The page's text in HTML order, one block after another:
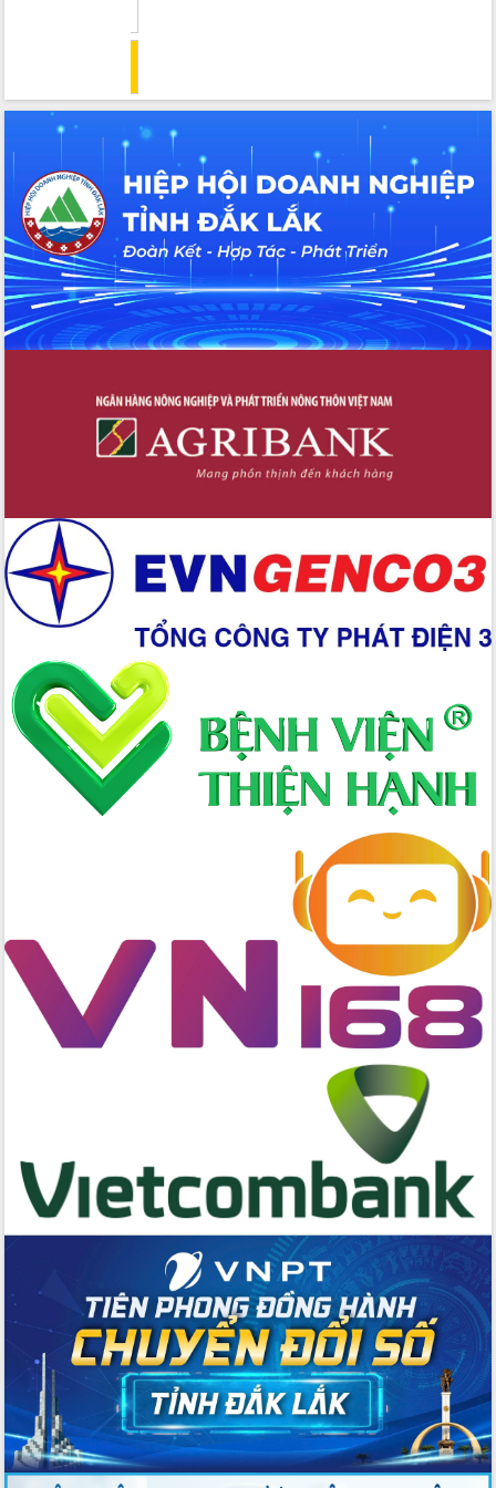
Triển khai đồng bộ đo đạc, lập hồ sơ
địa chính, hoàn thiện cơ sở dữ liệu đất
Ứng dụng sinh trắc học - Bước tiến
trong hành trình chuyển đổi số tại Đắk
Lắk
Đắk Lắk nâng cao hiệu quả công tác
Đảng từ Sổ tay đảng viên điện tử
Đắk Lắk đẩy mạnh nuôi biển công
nghệ, hướng tới phát triển thủy sản
bền vững
chuyển đổi số cho cán bộ, công chức
Đắk Lắk phát động hưởng ứng Ngày
Quyền của người tiêu dùng Việt Nam
Đẩy mạnh cải cách hành chính, quyết
tâm đạt được mục tiêu tăng trưởng
hai con số trong năm 2026
Tổ chức trang trọng Lễ hội Đền thờ
Lương Văn Chánh năm 2026
Phó Bí thư Tỉnh ủy Đắk Lắk Đỗ Hữu
Huy giữ chức Bí thư Đảng ủy Ủy Ban
Nhân dân tỉnh
Bệnh án điện tử thúc đẩy chuyển đổi
số y tế tại Đắk Lắk
Chuyển đổi số thư viện: Mở rộng
không gian tri thức trong thời đại số
Đánh giá, rút kinh nghiệm công tác tổ
phiếu
Đắk Lắk sẵn sàng các điều kiện cho
Ngày hội bầu cử đại biểu Quốc hội
khóa XVI và HĐND các cấp nhiệm kỳ
2026-2031
kiểm tra, chỉ đạo hoàn thành các dự
án cao tốc và thăm khu tái định cư tại
Đắk Lắk
Sôi nổi Hội đua ngựa truyền thống Gò
Thì Thùng mừng Xuân Bính Ngọ 2026
Lãnh đạo tỉnh dâng hương tưởng niệm
tại Đập Đồng Cam đầu Xuân Bính Ngọ
Ngành nông nghiệp phấn đấu tăng
trưởng đạt 5,86% trong năm 2026
UBND tỉnh Đắk Lắk triển khai công tác
quốc phòng, quân sự địa phương năm
2026
Đắk Lắk tập trung toàn lực khắc phục
tồn tại IUU, sẵn sàng làm việc với